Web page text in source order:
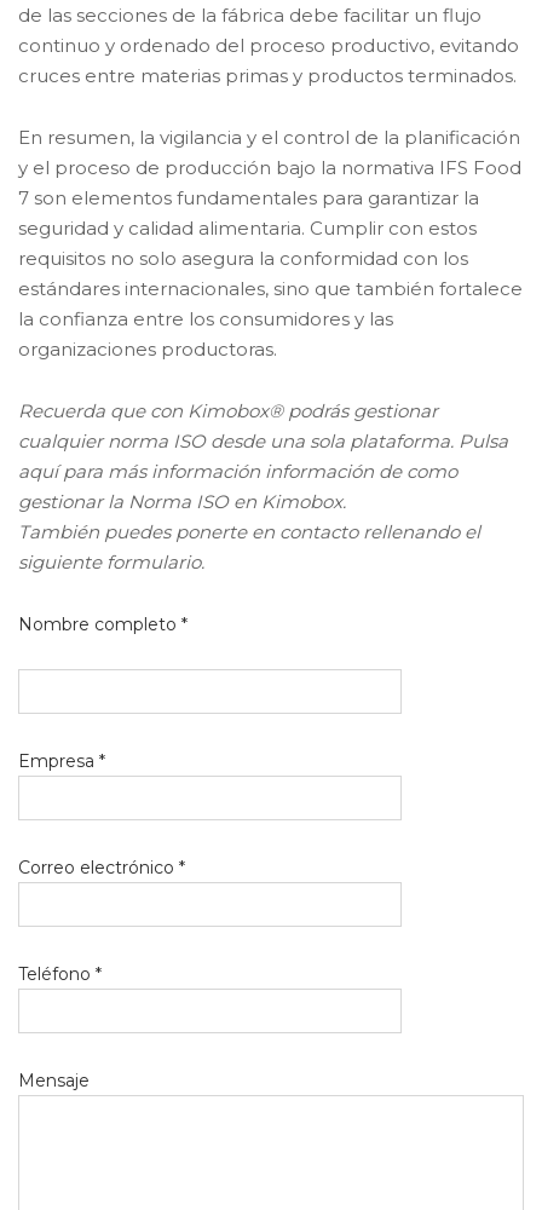
de las secciones de la fábrica debe facilitar un flujo
continuo y ordenado del proceso productivo, evitando
cruces entre materias primas y productos terminados.
En resumen, la vigilancia y el control de la planificación
y el proceso de producción bajo la normativa IFS Food
7 son elementos fundamentales para garantizar la
seguridad y calidad alimentaria. Cumplir con estos
requisitos no solo asegura la conformidad con los
estándares internacionales, sino que también fortalece
la confianza entre los consumidores y las
organizaciones productoras.
Recuerda que con Kimobox® podrás gestionar
cualquier norma ISO desde una sola plataforma. Pulsa
aquí para más información información de como
gestionar la Norma ISO en Kimobox.
También puedes ponerte en contacto rellenando el
siguiente formulario.
Nombre completo *
Empresa *
Correo electrónico *
Teléfono *
Mensaje